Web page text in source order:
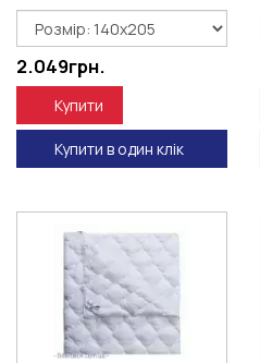
2.049грн.
Купити
Купити в один клік